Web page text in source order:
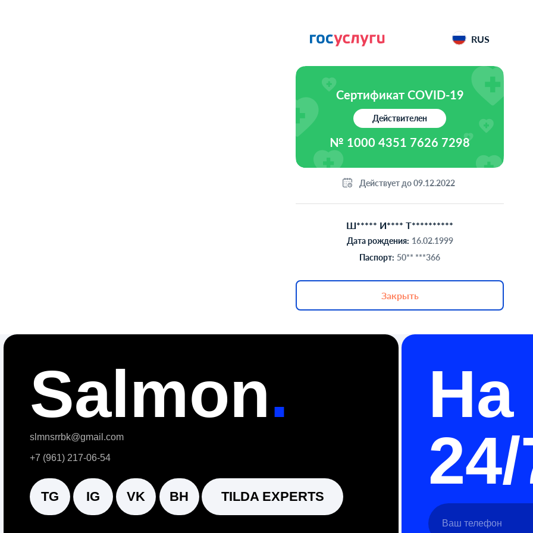
RUS
Сертификат COVID-19
Действителен
№ 1000 4351 7626 7298
Действует до 09.12.2022
Ш***** И**** Т**********
Дата рождения: 16.02.1999
Паспорт: 50** ***366
Закрыть
Salmon.
TG IG VK
slmnsrrbk@gmail.com
+7 (961) 217-06-54
На
24/7
Ваш телефон
Ваш ник в телеге